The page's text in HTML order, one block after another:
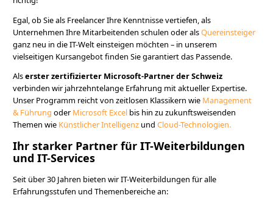
Egal, ob Sie als Freelancer Ihre Kenntnisse vertiefen, als
Unternehmen Ihre Mitarbeitenden schulen oder alsQuereinsteiger
ganz neu in die IT-Welt einsteigen möchten – in unserem
vielseitigen Kursangebot finden Sie garantiert das Passende.
Alserster zertifizierter Microsoft-Partner der Schweiz
verbinden wir jahrzehntelange Erfahrung mit aktueller Expertise.
Unser Programm reicht von zeitlosen Klassikern wie Management
& Führung oder Microsoft Excel bis hin zu zukunftsweisenden
Themen wie Künstlicher Intelligenz und Cloud-Technologien.
Ihr starker Partner für IT-Weiterbildungen
und IT-Services
Seit über 30 Jahren bieten wir IT-Weiterbildungen für alle
Erfahrungsstufen und Themenbereiche an: